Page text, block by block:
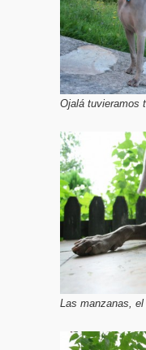
Ojalá tuvieramos
Las manzanas,